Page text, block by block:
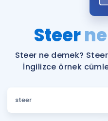
ÜYE
Faydalı Araçlar
Sözlük
Steer
Steer ne demek?
İngilizce örnek